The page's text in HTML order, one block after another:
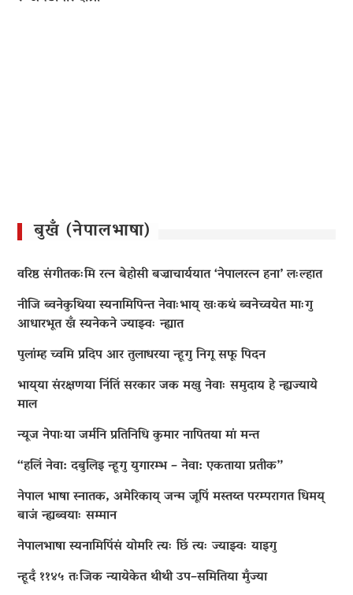
बुखँ (नेपालभाषा)
वरिष्ठ संगीतकःमि रत्न बेहोसी बज्राचार्ययात ‘नेपालरत्न हना’ लःल्हात
नीजि ब्वनेकुथिया स्यनामिपिन्त नेवाःभाय् खःकथं ब्वनेच्वयेत माःगु
आधारभूत खँ स्यनेकने ज्याझ्वः न्ह्यात
पुलांम्ह च्वमि प्रदिप आर तुलाधरया न्हूगु निगू सफू पिदन
भाय्‌या संरक्षणया निंतिं सरकार जक मखु नेवाः समुदाय हे न्ह्यज्याये
माल
न्यूज नेपाःया जर्मनि प्रतिनिधि कुमार नापितया मां मन्त
“हलिं नेवा: दबुलिइ न्हूगु युगारम्भ – नेवा: एकताया प्रतीक”
नेपाल भाषा स्नातक, अमेरिकाय् जन्म जूपिं मस्तय्त परम्परागत धिमय्
बाजं न्ह्यब्वयाः सम्मान
नेपालभाषा स्यनामिपिंसं योमरि त्यः छिं त्यः ज्याझ्वः याइगु
न्हूदँ ११४५ तःजिक न्यायेकेत थीथी उप–समितिया मुँज्या